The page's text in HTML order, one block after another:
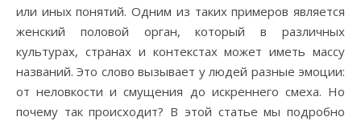
или иных понятий. Одним из таких примеров является
женский половой орган, который в различных
культурах, странах и контекстах может иметь массу
названий. Это слово вызывает у людей разные эмоции:
от неловкости и смущения до искреннего смеха. Но
почему так происходит? В этой статье мы подробно